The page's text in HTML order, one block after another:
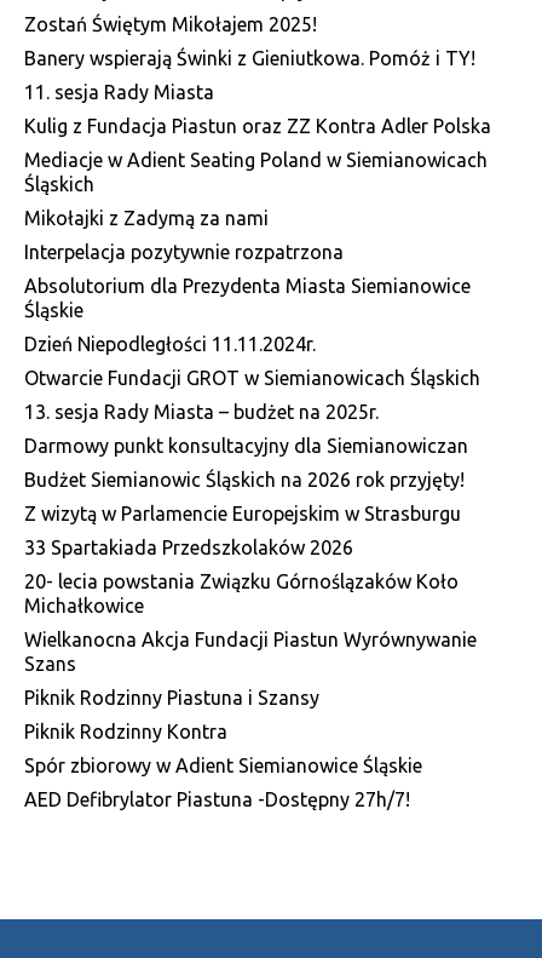
Zostań Świętym Mikołajem 2025!
Banery wspierają Świnki z Gieniutkowa. Pomóż i TY!
11. sesja Rady Miasta
Kulig z Fundacja Piastun oraz ZZ Kontra Adler Polska
Mediacje w Adient Seating Poland w Siemianowicach
Śląskich
Mikołajki z Zadymą za nami
Interpelacja pozytywnie rozpatrzona
Absolutorium dla Prezydenta Miasta Siemianowice
Śląskie
Dzień Niepodległości 11.11.2024r.
Otwarcie Fundacji GROT w Siemianowicach Śląskich
13. sesja Rady Miasta – budżet na 2025r.
Darmowy punkt konsultacyjny dla Siemianowiczan
Budżet Siemianowic Śląskich na 2026 rok przyjęty!
Z wizytą w Parlamencie Europejskim w Strasburgu
33 Spartakiada Przedszkolaków 2026
20- lecia powstania Związku Górnoślązaków Koło
Michałkowice
Wielkanocna Akcja Fundacji Piastun Wyrównywanie
Szans
Piknik Rodzinny Piastuna i Szansy
Piknik Rodzinny Kontra
Spór zbiorowy w Adient Siemianowice Śląskie
AED Defibrylator Piastuna -Dostępny 27h/7!